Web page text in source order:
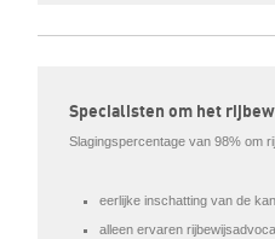
Specialisten om het
Slagingspercentage van 98% om
eerlijke inschatting van de
alleen ervaren